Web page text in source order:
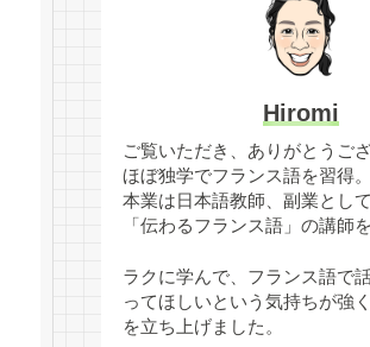
Hiromi
ご覧いただき、ありがとうご
ほぼ独学でフランス語を習得。
本業は日本語教師、副業とし
「伝わるフランス語」の講師
ラクに学んで、フランス語で
ってほしいという気持ちが強
を立ち上げました。